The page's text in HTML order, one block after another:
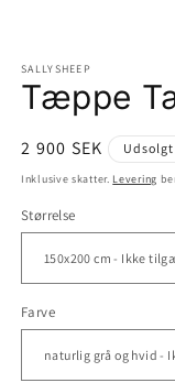
SALLYSHEEP
Tæppe
Normalpris
2 900 SEK Udsolgt
Inklusive skatter. Levering
Størrelse
Farve